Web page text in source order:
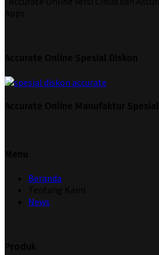
Beranda
News